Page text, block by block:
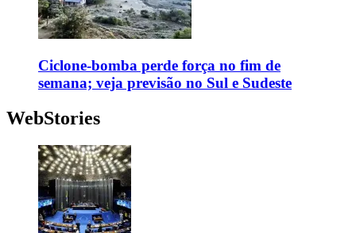
Ciclone-bomba perde força no fim de
semana; veja previsão no Sul e Sudeste
WebStories